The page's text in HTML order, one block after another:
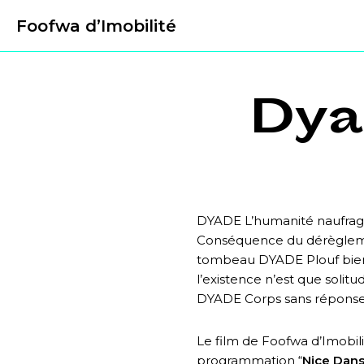
Foofwa d’Imobilité
DYADE L’humanité
Conséquence du
tombeau DYADE Plouf
l’existence n’est que
DYADE Corps sans
Le film de Foofwa
programmation “Nice